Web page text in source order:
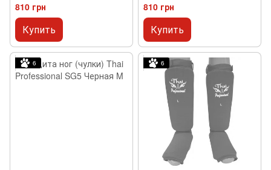
810 грн
Купить
810 грн
Купить
6 6